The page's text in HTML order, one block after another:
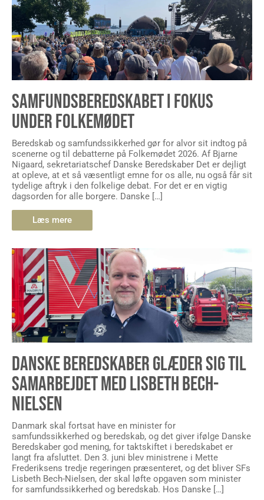
SAMFUNDSBEREDSKABET I FOKUS
UNDER FOLKEMØDET
Beredskab og samfundssikkerhed gør for alvor sit indtog på
scenerne og til debatterne på Folkemødet 2026. Af Bjarne
Nigaard, sekretariatschef Danske Beredskaber Det er dejligt
at opleve, at et så væsentligt emne for os alle, nu også får sit
tydelige aftryk i den folkelige debat. For det er en vigtig
dagsorden for alle borgere. Danske […]
Læs mere
DANSKE BEREDSKABER GLÆDER SIG TIL
SAMARBEJDET MED LISBETH BECH-
NIELSEN
Danmark skal fortsat have en minister for
samfundssikkerhed og beredskab, og det giver ifølge Danske
Beredskaber god mening, for taktskiftet i beredskabet er
langt fra afsluttet. Den 3. juni blev ministrene i Mette
Frederiksens tredje regeringen præsenteret, og det bliver SFs
Lisbeth Bech-Nielsen, der skal løfte opgaven som minister
for samfundssikkerhed og beredskab. Hos Danske […]